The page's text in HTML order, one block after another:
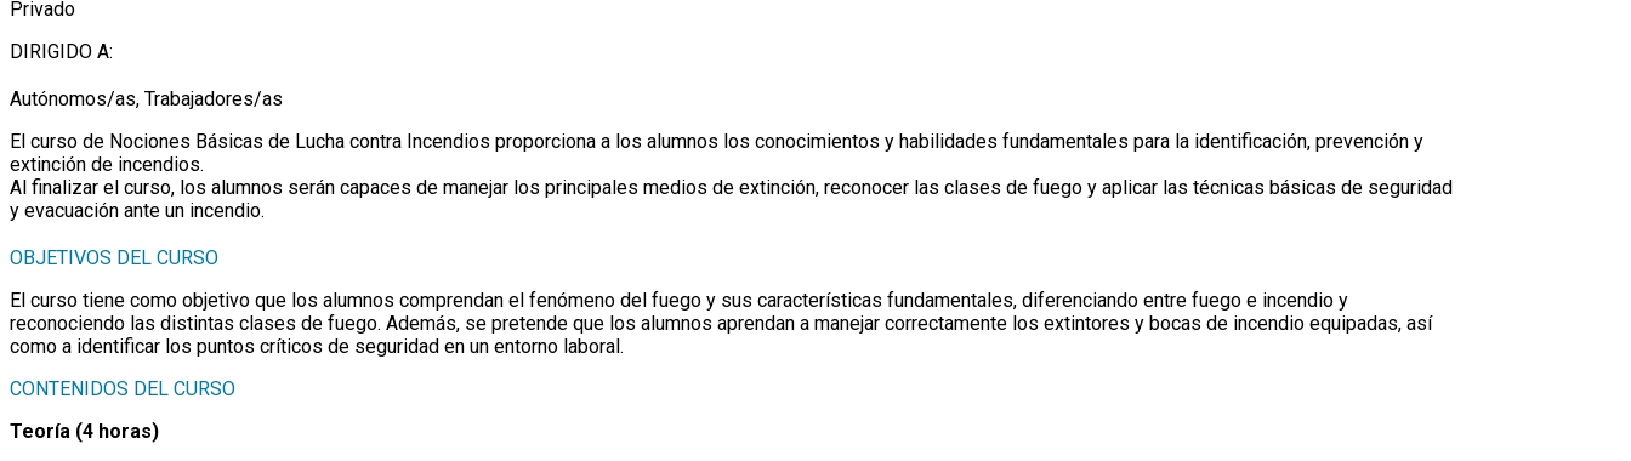
Privado
DIRIGIDO A:
Autónomos/as, Trabajadores/as
El curso de Nociones Básicas de Lucha contra Incendios proporciona a los alumnos los conocimientos y habilidades fundamentales para la identificación, prevención y
extinción de incendios.
Al finalizar el curso, los alumnos serán capaces de manejar los principales medios de extinción, reconocer las clases de fuego y aplicar las técnicas básicas de seguridad
y evacuación ante un incendio.
OBJETIVOS DEL CURSO
El curso tiene como objetivo que los alumnos comprendan el fenómeno del fuego y sus características fundamentales, diferenciando entre fuego e incendio y
reconociendo las distintas clases de fuego. Además, se pretende que los alumnos aprendan a manejar correctamente los extintores y bocas de incendio equipadas, así
como a identificar los puntos críticos de seguridad en un entorno laboral.
CONTENIDOS DEL CURSO
Teoría (4 horas)